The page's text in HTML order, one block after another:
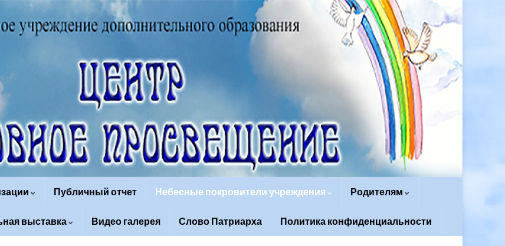
Публичный отчет Небесные покровители учреждения Родителям
выставка Видео галерея Слово Патриарха Политика конфиденциальности